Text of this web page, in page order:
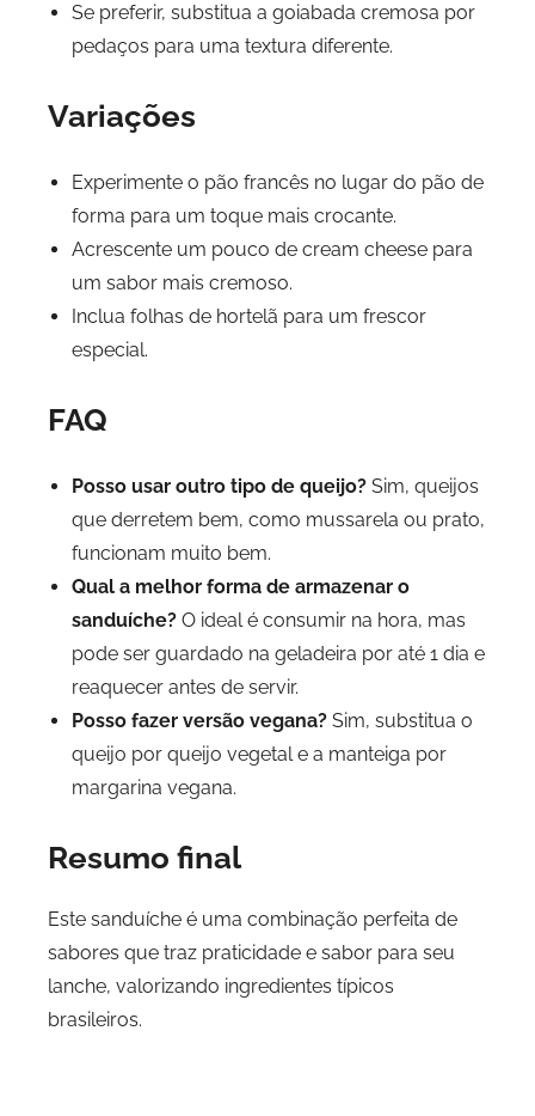
Se preferir, substitua a goiabada cremosa por
pedaços para uma textura diferente.
Variações
Experimente o pão francês no lugar do pão de
forma para um toque mais crocante.
Acrescente um pouco de cream cheese para
um sabor mais cremoso.
Inclua folhas de hortelã para um frescor
especial.
FAQ
Posso usar outro tipo de queijo? Sim, queijos
que derretem bem, como mussarela ou prato,
funcionam muito bem.
Qual a melhor forma de armazenar o
sanduíche? O ideal é consumir na hora, mas
pode ser guardado na geladeira por até 1 dia e
reaquecer antes de servir.
Posso fazer versão vegana? Sim, substitua o
queijo por queijo vegetal e a manteiga por
margarina vegana.
Resumo final
Este sanduíche é uma combinação perfeita de
sabores que traz praticidade e sabor para seu
lanche, valorizando ingredientes típicos
brasileiros.